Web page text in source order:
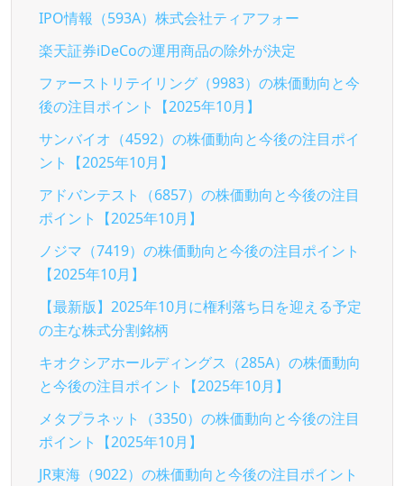
IPO情報（593A）株式会社ティアフォー
楽天証券iDeCoの運用商品の除外が決定
ファーストリテイリング（9983）の株価動向と今
後の注目ポイント【2025年10月】
サンバイオ（4592）の株価動向と今後の注目ポイ
ント【2025年10月】
アドバンテスト（6857）の株価動向と今後の注目
ポイント【2025年10月】
ノジマ（7419）の株価動向と今後の注目ポイント
【2025年10月】
【最新版】2025年10月に権利落ち日を迎える予定
の主な株式分割銘柄
キオクシアホールディングス（285A）の株価動向
と今後の注目ポイント【2025年10月】
メタプラネット（3350）の株価動向と今後の注目
ポイント【2025年10月】
JR東海（9022）の株価動向と今後の注目ポイント